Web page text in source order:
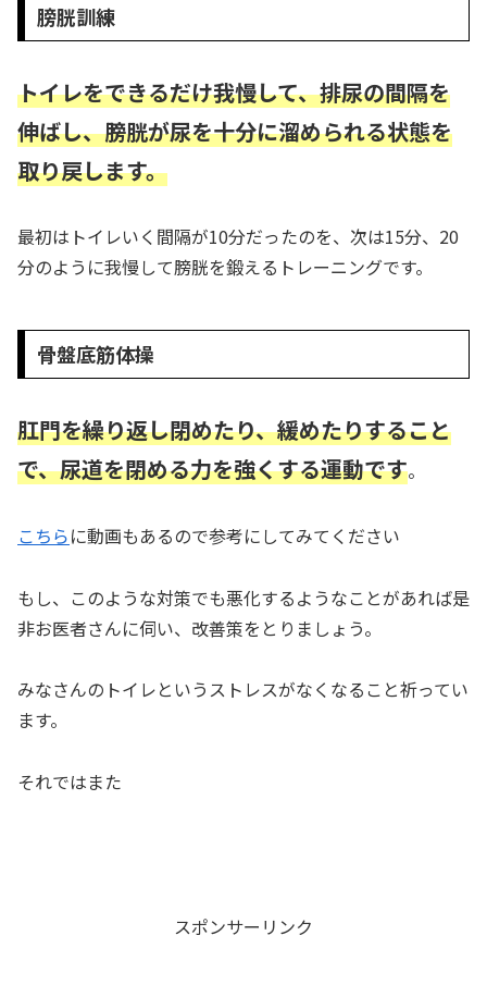
膀胱訓練
トイレをできるだけ我慢して、排尿の間隔を
伸ばし、膀胱が尿を十分に溜められる状態を
取り戻します。
最初はトイレいく間隔が10分だったのを、次は15分、20
分のように我慢して膀胱を鍛えるトレーニングです。
骨盤底筋体操
肛門を繰り返し閉めたり、緩めたりすること
で、尿道を閉める力を強くする運動です。
こちらに動画もあるので参考にしてみてください
もし、このような対策でも悪化するようなことがあれば是
非お医者さんに伺い、改善策をとりましょう。
みなさんのトイレというストレスがなくなること祈ってい
ます。
それではまた
スポンサーリンク